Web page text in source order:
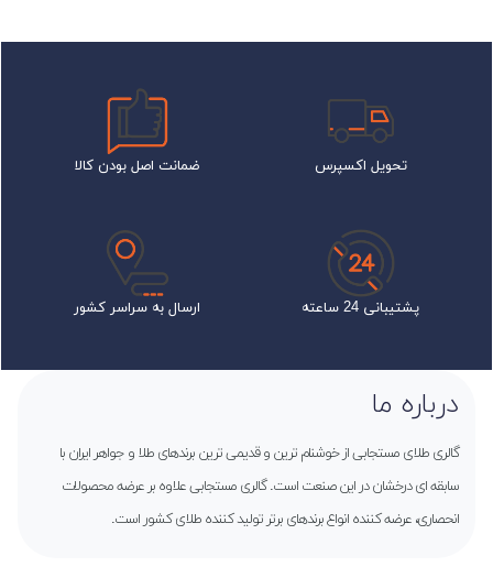
تحویل اکسپرس ضمانت اصل بودن کالا
پشتیبانی 24 ساعته ارسال به سراسر کشور
درباره ما
گالری طلای مستجابی از خوشنام ترین و قدیمی ترین برندهای طلا و جواهر ایران با
سابقه ای درخشان در این صنعت است. گالری مستجابی علاوه بر عرضه محصولات
انحصاری، عرضه کننده انواع برندهای برتر تولید کننده طلای کشور است.